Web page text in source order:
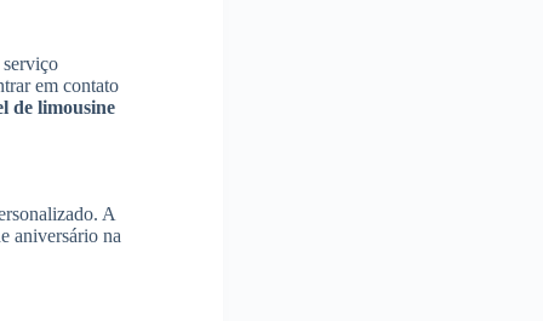
em contato
de limousine
A
aniversário na